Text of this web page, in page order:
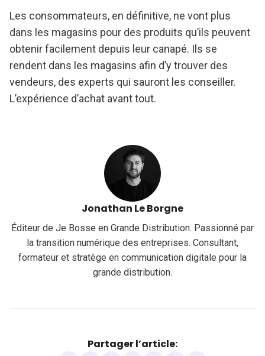
Les consommateurs, en définitive, ne vont plus
dans les magasins pour des produits qu’ils peuvent
obtenir facilement depuis leur canapé. Ils se
rendent dans les magasins afin d’y trouver des
vendeurs, des experts qui sauront les conseiller.
L’expérience d’achat avant tout.
Jonathan Le Borgne
Éditeur de Je Bosse en Grande Distribution. Passionné par
la transition numérique des entreprises. Consultant,
formateur et stratège en communication digitale pour la
grande distribution.
Partager l’article: